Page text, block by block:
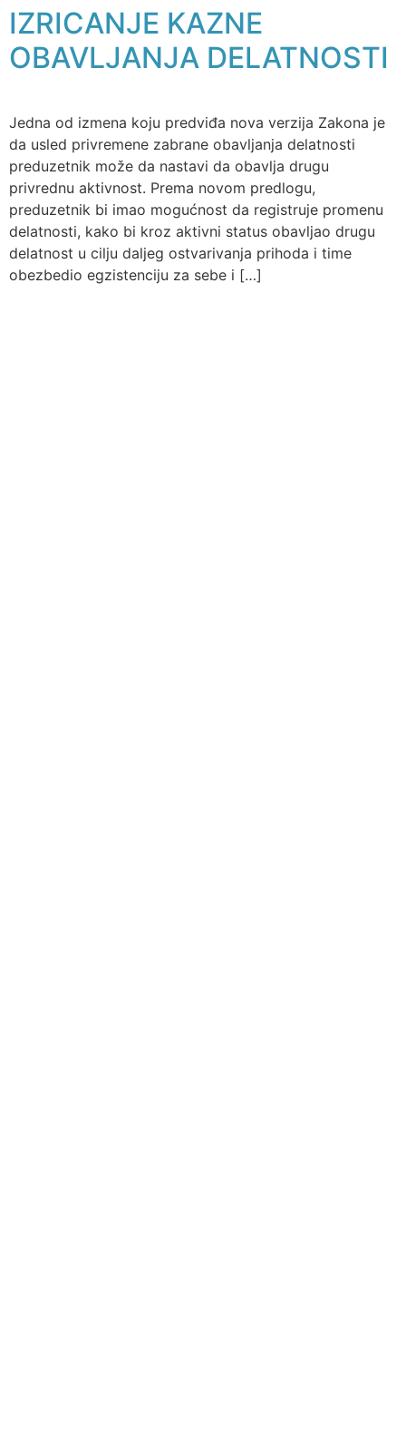
IZRICANJE KAZNE
OBAVLJANJA DELATNOSTI
Jedna od izmena koju predviđa nova verzija Zakona je
da usled privremene zabrane obavljanja delatnosti
preduzetnik može da nastavi da obavlja drugu
privrednu aktivnost. Prema novom predlogu,
preduzetnik bi imao mogućnost da registruje promenu
delatnosti, kako bi kroz aktivni status obavljao drugu
delatnost u cilju daljeg ostvarivanja prihoda i time
obezbedio egzistenciju za sebe i […]